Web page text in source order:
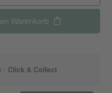
Warenkorb
- Click & Collect